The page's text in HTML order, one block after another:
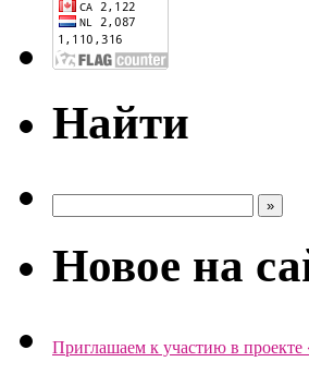
Найти
Новое на
Приглашаем к участию в